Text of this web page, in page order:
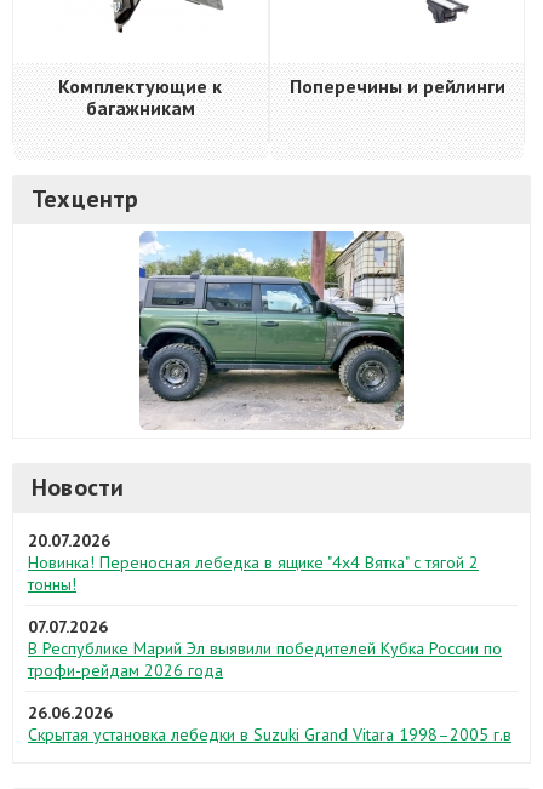
Комплектующие к
багажникам
Поперечины и рейлинги
Техцентр
Новости
20.07.2026
Новинка! Переносная лебедка в ящике "4х4 Вятка" с тягой 2
тонны!
07.07.2026
В Республике Марий Эл выявили победителей Кубка России по
трофи-рейдам 2026 года
26.06.2026
Скрытая установка лебедки в Suzuki Grand Vitara 1998–2005 г.в